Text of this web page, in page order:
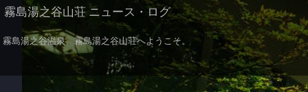
霧島湯之谷山荘 ニュース・ログ
霧島湯之谷温泉、霧島湯之谷山荘へようこそ。